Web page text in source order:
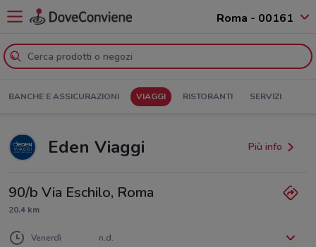
Roma - 00161
BANCHE E ASSICURAZIONI VIAGGI RISTORANTI SERVIZI
Eden Viaggi Più info
90/b Via Eschilo, Roma
20.4 km
Venerdì n.d.